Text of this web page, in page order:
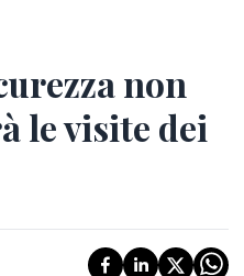
non
le visite dei